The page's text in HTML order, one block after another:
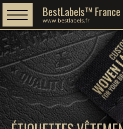
BestLabels™ France
www.bestlabels.fr